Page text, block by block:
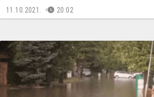
11.10.2021. 20:02